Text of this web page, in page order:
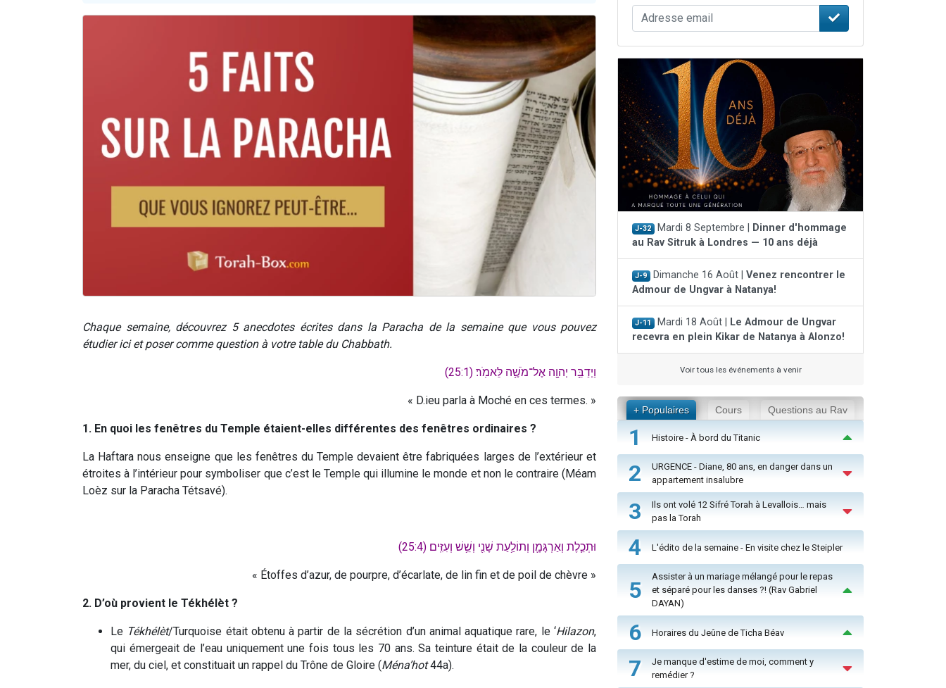
Chaque semaine, découvrez 5 anecdotes écrites dans la Paracha de la semaine que vous pouvez
étudier ici et poser comme question à votre table du Chabbath.
וַיְדַבֵּ֥ר יְהוָ֖ה אֶל־מֹשֶׁ֥ה לֵּאמֹֽר׃ (25:1)
« D.ieu parla à Moché en ces termes. »
1. En quoi les fenêtres du Temple étaient-elles différentes des fenêtres ordinaires ?
La Haftara nous enseigne que les fenêtres du Temple devaient être fabriquées larges de l’extérieur et
étroites à l’intérieur pour symboliser que c’est le Temple qui illumine le monde et non le contraire (Méam
Loèz sur la Paracha Tétsavé).
וּתְכֵ֧לֶת וְאַרְגָּמָ֛ן וְתוֹלַ֥עַת שָׁנִ֖י וְשֵׁ֥שׁ וְעִזִּֽים׃ (25:4)
« Étoffes d’azur, de pourpre, d’écarlate, de lin fin et de poil de chèvre »
2. D’où provient le Tékhélèt ?
Le Tékhélèt/Turquoise était obtenu à partir de la sécrétion d’un animal aquatique rare, le ‘Hilazon,
qui émergeait de l’eau uniquement une fois tous les 70 ans. Sa teinture était de la couleur de la
mer, du ciel, et constituait un rappel du Trône de Gloire (Ména’hot44a).
J-32 Mardi 8 Septembre |
Dinner d'hommage
au Rav Sitruk à Londres — 10 ans déjà
J-9 Dimanche 16 Août | Venez rencontrer le
Admour de Ungvar à Natanya!
J-11 Mardi 18 Août |
Le Admour de Ungvar
recevra en plein Kikar de Natanya à Alonzo!
Voir tous les événements à venir
+ Populaires Cours Questions au Rav
1 Histoire - À bord du Titanic
2
URGENCE - Diane, 80 ans, en danger dans un
appartement insalubre
3
Ils ont volé 12 Sifré Torah à Levallois… mais
pas la Torah
4 L'édito de la semaine - En visite chez le Steipler
5
Assister à un mariage mélangé pour le repas
et séparé pour les danses ?! (Rav Gabriel
DAYAN)
6 Horaires du Jeûne de Ticha Béav
7
Je manque d'estime de moi, comment y
remédier ?